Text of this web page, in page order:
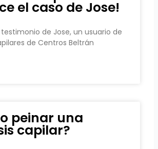
el caso de Jose!
de Jose, un usuario de
de Centros Beltrán
peinar una
capilar?